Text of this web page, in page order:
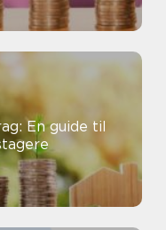
En guide til